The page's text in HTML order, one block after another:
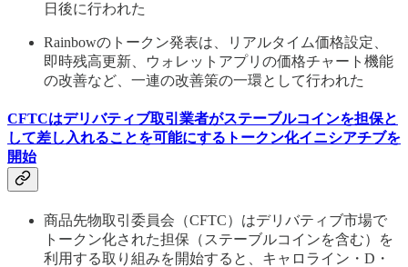
日後に行われた
Rainbowのトークン発表は、リアルタイム価格設定、
即時残高更新、ウォレットアプリの価格チャート機能
の改善など、一連の改善策の一環として行われた
CFTCはデリバティブ取引業者がステーブルコインを担保と
して差し入れることを可能にするトークン化イニシアチブを
開始
商品先物取引委員会（CFTC）はデリバティブ市場で
トークン化された担保（ステーブルコインを含む）を
利用する取り組みを開始すると、キャロライン・D・